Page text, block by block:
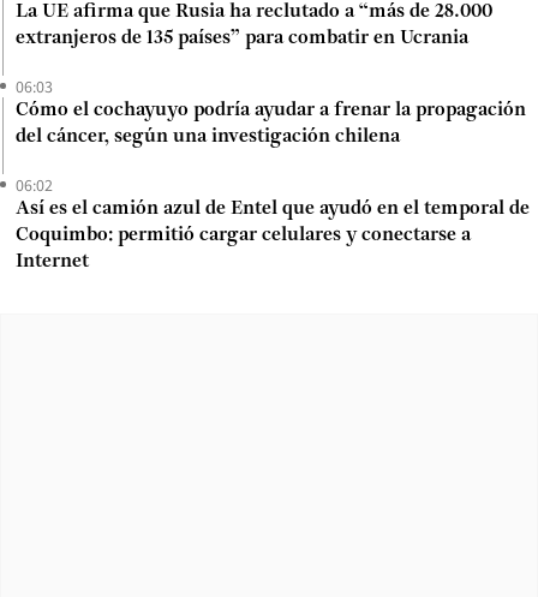
La UE afirma que Rusia ha reclutado a “más de 28.000
extranjeros de 135 países” para combatir en Ucrania
06:03
Cómo el cochayuyo podría ayudar a frenar la propagación
del cáncer, según una investigación chilena
06:02
Así es el camión azul de Entel que ayudó en el temporal de
Coquimbo: permitió cargar celulares y conectarse a
Internet